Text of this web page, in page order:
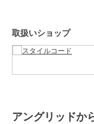
個性あるデザインは日
それらはあなたの毎日
取扱いショップ
アングリッドか